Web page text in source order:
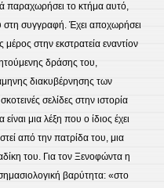
παραχωρήσει το κτήμα αυτό,
στη συγγραφή. Έχει αποχωρήσει
στην εκστρατεία εναντίον
δράσης του,
διακυβέρνησης των
σελίδες στην ιστορία
μια λέξη που ο ίδιος έχει
από την πατρίδα του, μια
του. Για τον Ξενοφώντα η
σημασιολογική βαρύτητα: «στο